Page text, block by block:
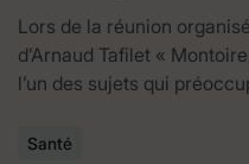
Lors de la réunion
d’Arnaud Tafilet «
l’un des sujets qui
Santé